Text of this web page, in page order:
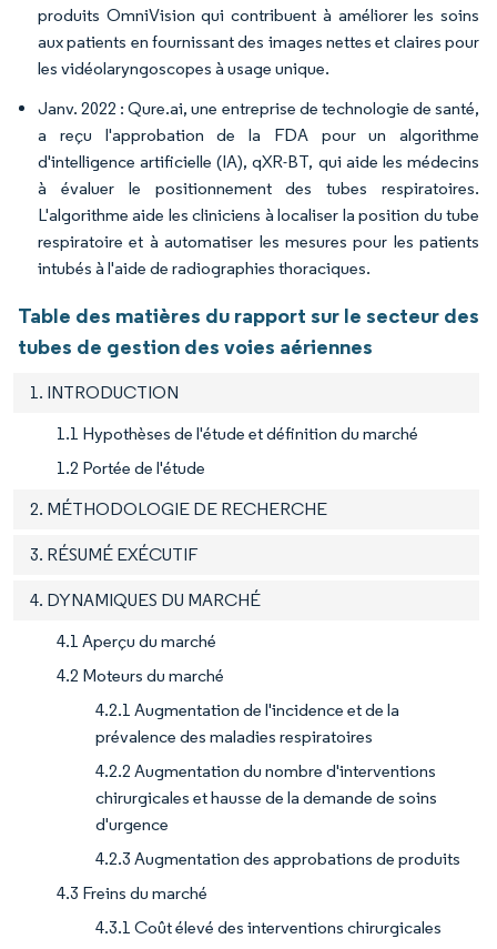
produits OmniVision qui contribuent à améliorer les soins
aux patients en fournissant des images nettes et claires pour
les vidéolaryngoscopes à usage unique.
Janv. 2022 : Qure.ai, une entreprise de technologie de santé,
a reçu l'approbation de la FDA pour un algorithme
d'intelligence artificielle (IA), qXR-BT, qui aide les médecins
à évaluer le positionnement des tubes respiratoires.
L'algorithme aide les cliniciens à localiser la position du tube
respiratoire et à automatiser les mesures pour les patients
intubés à l'aide de radiographies thoraciques.
Table des matières du rapport sur le secteur des
tubes de gestion des voies aériennes
1. INTRODUCTION
1.1 Hypothèses de l'étude et définition du marché
1.2 Portée de l'étude
2. MÉTHODOLOGIE DE RECHERCHE
3. RÉSUMÉ EXÉCUTIF
4. DYNAMIQUES DU MARCHÉ
4.1 Aperçu du marché
4.2 Moteurs du marché
4.2.1 Augmentation de l'incidence et de la
prévalence des maladies respiratoires
4.2.2 Augmentation du nombre d'interventions
chirurgicales et hausse de la demande de soins
d'urgence
4.2.3 Augmentation des approbations de produits
4.3 Freins du marché
4.3.1 Coût élevé des interventions chirurgicales